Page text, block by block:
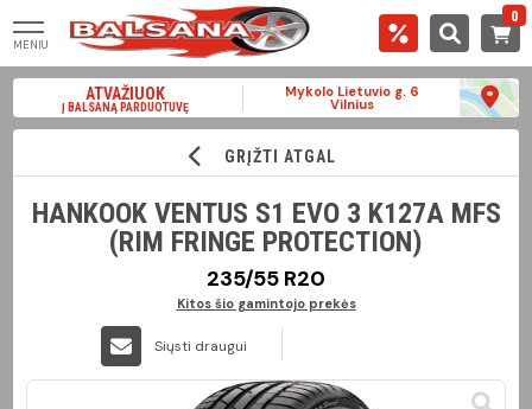
MENIU
0
ATVAŽIUOK
Į BALSANĄ PARDUOTUVĘ
Mykolo Lietuvio g. 6
Vilnius
GRĮŽTI ATGAL
HANKOOK VENTUS S1 EVO 3 K127A MFS
(RIM FRINGE PROTECTION)
235/55 R20
Kitos šio gamintojo prekės
Siųsti draugui